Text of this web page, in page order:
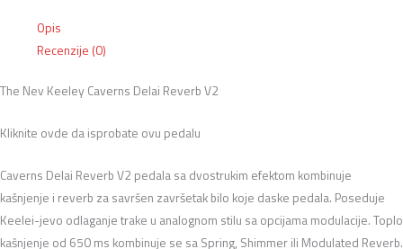
Opis
Recenzije (0)
The Nev Keeley Caverns Delai Reverb V2
Kliknite ovde da isprobate ovu pedalu
Caverns Delai Reverb V2 pedala sa dvostrukim efektom kombinuje
kašnjenje i reverb za savršen završetak bilo koje daske pedala. Poseduje
Keelei-jevo odlaganje trake u analognom stilu sa opcijama modulacije. Toplo
kašnjenje od 650 ms kombinuje se sa Spring, Shimmer ili Modulated Reverb.